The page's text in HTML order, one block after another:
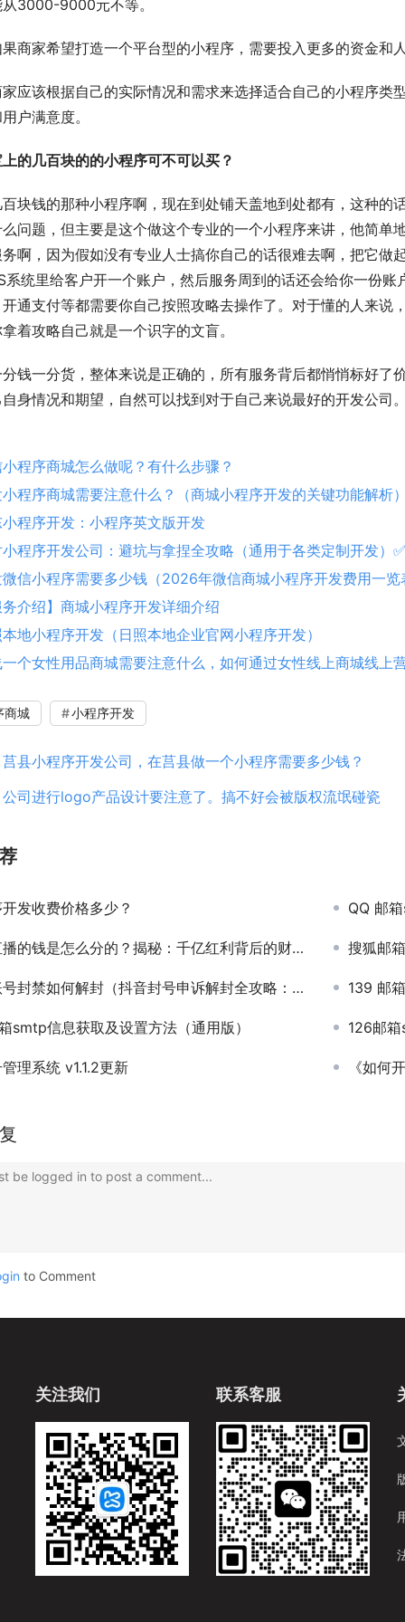
3000-9000元不等。
商家希望打造一个平台型的小程序，需要投入更多的资金和
应该根据自己的实际情况和需求来选择适合自己的小程序类
户满意度。
的几百块的的小程序可不可以买？
块钱的那种小程序啊，现在到处铺天盖地到处都有，这种的
问题，但主要是这个做这个专业的一个小程序来讲，他简单
啊，因为假如没有专业人士搞你自己的话很难去啊，把它做
系统里给客户开一个账户，然后服务周到的话还会给你一份
通支付等都需要你自己按照攻略去操作了。对于懂的人来说
着攻略自己就是一个识字的文盲。
钱一分货，整体来说是正确的，所有服务背后都悄悄标好了
身情况和期望，自然可以找到对于自己来说最好的开发公司
程序商城怎么做呢？有什么步骤？
程序商城需要注意什么？（商城小程序开发的关键功能解析
程序开发：小程序英文版开发
程序开发公司：避坑与拿捏全攻略（通用于各类定制开发）✅
信小程序需要多少钱（2026年微信商城小程序开发费用一览
介绍】商城小程序开发详细介绍
地小程序开发（日照本地企业官网小程序开发）
个女性用品商城需要注意什么，如何通过女性线上商城线上
商城 小程序开发
莒县小程序开发公司，在莒县做一个小程序需要多少钱？
公司进行logo产品设计要注意了。搞不好会被版权流氓碰瓷
发收费价格多少？ QQ 邮
的钱是怎么分的？揭秘：千亿红利背后的财富密码 搜狐邮
如何解封（抖音封号申诉解封全攻略：3步恢复账号，成功率提升80%！） 139 邮
smtp信息获取及设置方法（通用版） 126邮
理系统 v1.1.2更新 《如何
be logged in to post a comment...
to Comment
关注我们 联系客服